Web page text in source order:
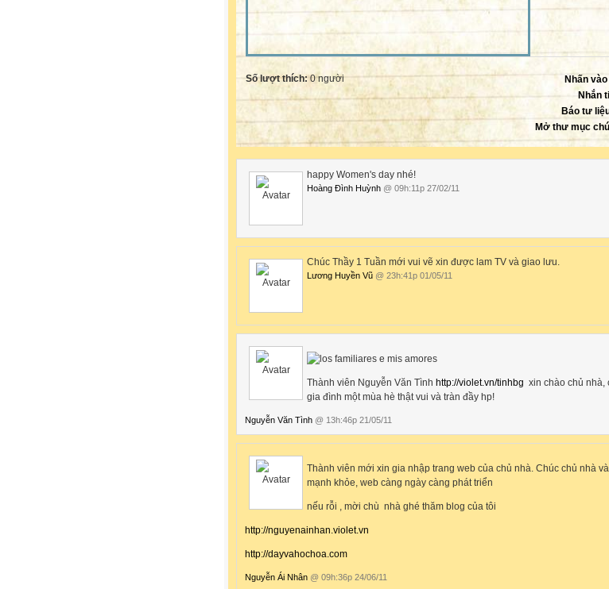
Nhấn
Nhắn
Báo tư
Mở thư mục
Số lượt thích:0 người
happy Women's day nhé!
Hoàng Đình Huỳnh @ 09h:11p 27/02/11
Chúc Thầy 1 Tuần mới vui vẽ xin được lam TV và giao lưu.
Lương Huyền Vũ @ 23h:41p 01/05/11
Thành viên Nguyễn Văn Tình http://violet.vn/tinhbg xin chào chủ nhà,
gia đình một mùa hè thật vui và tràn đầy hp!
Nguyễn Văn Tình @ 13h:46p 21/05/11
Thành viên mới xin gia nhập trang web của chủ nhà. Chúc chủ nhà
mạnh khỏe, web càng ngày càng phát triển
nếu rỗi , mời chù nhà ghé thăm blog của tôi
http://nguyenainhan.violet.vn
http://dayvahochoa.com
Nguyễn Ái Nhân @ 09h:36p 24/06/11